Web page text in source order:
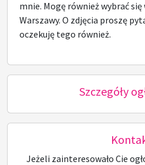
mnie. Mogę również wybrać
Warszawy. O zdjęcia proszę
oczekuję tego również.
Szczegóły
Jeżeli zainteresowało Cie